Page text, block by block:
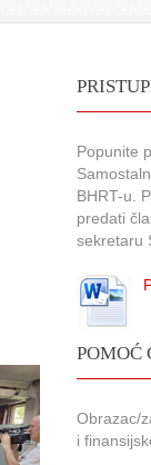
Popunite
BHRT-u.
predati
sekretaru
Obrazac/
i